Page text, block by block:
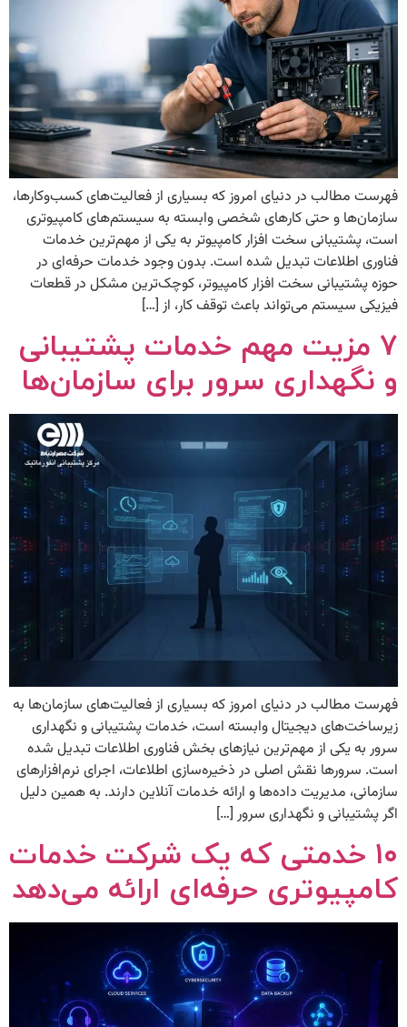
فهرست مطالب در دنیای امروز که بسیاری از فعالیت‌های کسب‌وکارها،
سازمان‌ها و حتی کارهای شخصی وابسته به سیستم‌های کامپیوتری
است، پشتیبانی سخت افزار کامپیوتر به یکی از مهم‌ترین خدمات
فناوری اطلاعات تبدیل شده است. بدون وجود خدمات حرفه‌ای در
حوزه پشتیبانی سخت افزار کامپیوتر، کوچک‌ترین مشکل در قطعات
فیزیکی سیستم می‌تواند باعث توقف کار، از […]
۷ مزیت مهم خدمات پشتیبانی
و نگهداری سرور برای سازمان‌ها
فهرست مطالب در دنیای امروز که بسیاری از فعالیت‌های سازمان‌ها به
زیرساخت‌های دیجیتال وابسته است، خدمات پشتیبانی و نگهداری
سرور به یکی از مهم‌ترین نیازهای بخش فناوری اطلاعات تبدیل شده
است. سرورها نقش اصلی در ذخیره‌سازی اطلاعات، اجرای نرم‌افزارهای
سازمانی، مدیریت داده‌ها و ارائه خدمات آنلاین دارند. به همین دلیل
اگر پشتیبانی و نگهداری سرور […]
۱۰ خدمتی که یک شرکت خدمات
کامپیوتری حرفه‌ای ارائه می‌دهد